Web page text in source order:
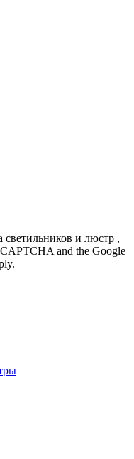
светильников и люстр ,
and the Google